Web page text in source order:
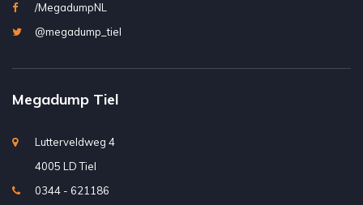
/MegadumpNL
@megadump_tiel
Megadump Tiel
Lutterveldweg 4
4005 LD Tiel
0344 - 621186